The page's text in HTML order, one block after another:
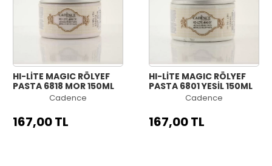
HI-LİTE MAGIC RÖLYEF
PASTA 6818 MOR 150ML
Cadence
167,00 TL
HI-LİTE MAGIC RÖLYEF
PASTA 6801 YEŞİL 150ML
Cadence
167,00 TL